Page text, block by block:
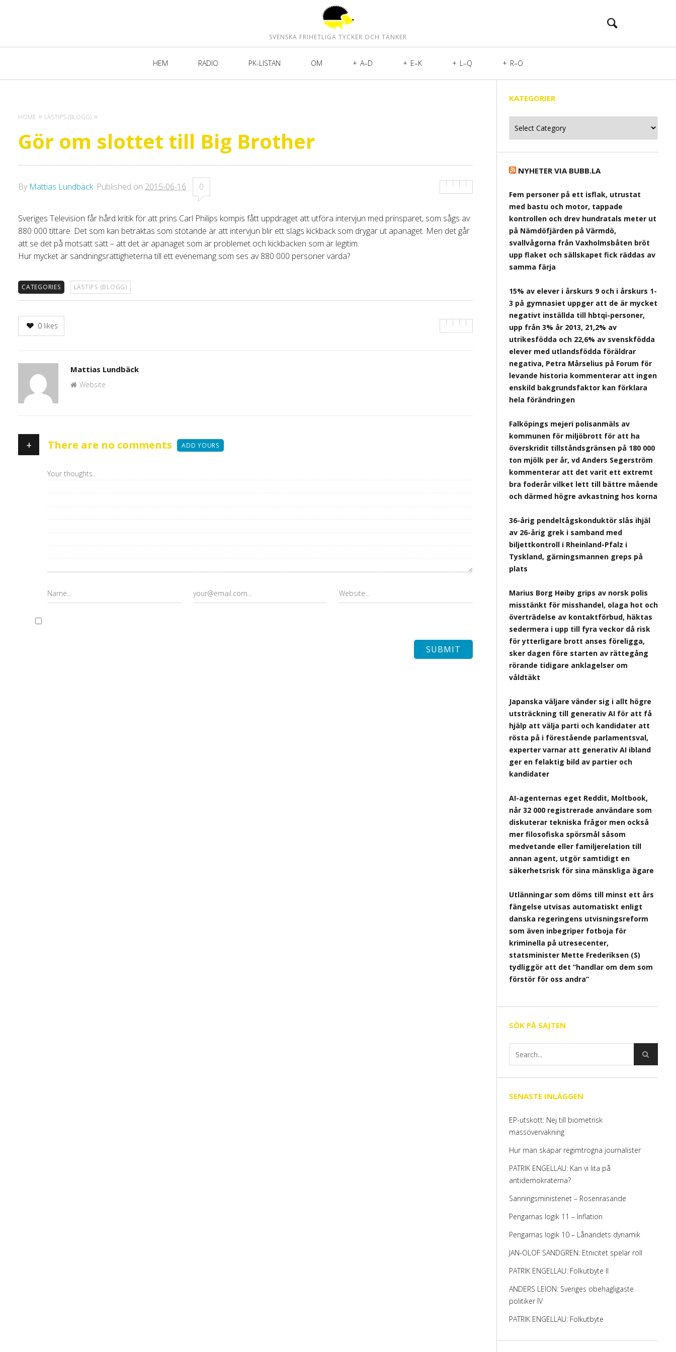
SVENSKA FRIHETLIGA TYCKER OCH TÄNKER
HEM RADIO PK-LISTAN OM A–D E–K L–Q R–Ö
HOME LÄSTIPS (BLOGG)
Gör om slottet till Big Brother
By Mattias Lundbäck. Published on 2015-06-16. 0
Sveriges Television får hård kritik för att prins Carl Philips kompis fått uppdraget att utföra intervjun med prinsparet, som sågs av
880 000 tittare. Det som kan betraktas som stötande är att intervjun blir ett slags kickback som drygar ut apanaget. Men det går
att se det på motsatt sätt – att det är apanaget som är problemet och kickbacken som är legitim.
Hur mycket är sändningsrättigheterna till ett evenemang som ses av 880 000 personer värda?
CATEGORIES LÄSTIPS (BLOGG)
0 likes
Author
Mattias Lundbäck
Website
+ There are no comments ADD YOURS
KATEGORIER
NYHETER VIA BUBB.LA
Fem personer på ett isflak, utrustat
med bastu och motor, tappade
kontrollen och drev hundratals meter ut
på Nämdöfjärden på Värmdö,
svallvågorna från Vaxholmsbåten bröt
upp flaket och sällskapet fick räddas av
samma färja
15% av elever i årskurs 9 och i årskurs 1-
3 på gymnasiet uppger att de är mycket
negativt inställda till hbtqi-personer,
upp från 3% år 2013, 21,2% av
utrikesfödda och 22,6% av svenskfödda
elever med utlandsfödda föräldrar
negativa, Petra Mårselius på Forum för
levande historia kommenterar att ingen
enskild bakgrundsfaktor kan förklara
hela förändringen
Falköpings mejeri polisanmäls av
kommunen för miljöbrott för att ha
överskridit tillståndsgränsen på 180 000
ton mjölk per år, vd Anders Segerström
kommenterar att det varit ett extremt
bra foderår vilket lett till bättre mående
och därmed högre avkastning hos korna
36-årig pendeltågskonduktör slås ihjäl
av 26-årig grek i samband med
biljettkontroll i Rheinland-Pfalz i
Tyskland, gärningsmannen greps på
plats
Marius Borg Høiby grips av norsk polis
misstänkt för misshandel, olaga hot och
överträdelse av kontaktförbud, häktas
sedermera i upp till fyra veckor då risk
för ytterligare brott anses föreligga,
sker dagen före starten av rättegång
rörande tidigare anklagelser om
våldtäkt
Japanska väljare vänder sig i allt högre
utsträckning till generativ AI för att få
hjälp att välja parti och kandidater att
rösta på i förestående parlamentsval,
experter varnar att generativ AI ibland
ger en felaktig bild av partier och
kandidater
AI-agenternas eget Reddit, Moltbook,
når 32 000 registrerade användare som
diskuterar tekniska frågor men också
mer filosofiska spörsmål såsom
medvetande eller familjerelation till
annan agent, utgör samtidigt en
säkerhetsrisk för sina mänskliga ägare
Utlänningar som döms till minst ett års
fängelse utvisas automatiskt enligt
danska regeringens utvisningsreform
som även inbegriper fotboja för
kriminella på utresecenter,
statsminister Mette Frederiksen (S)
tydliggör att det ”handlar om dem som
förstör för oss andra”
SÖK PÅ SAJTEN
SENASTE INLÄGGEN
EP-utskott: Nej till biometrisk
massövervakning
Hur man skapar regimtrogna journalister
PATRIK ENGELLAU: Kan vi lita på
antidemokraterna?
Sanningsministeriet – Rosenrasande
Pengarnas logik 11 – Inflation
Pengarnas logik 10 – Lånandets dynamik
JAN-OLOF SANDGREN: Etnicitet spelar roll
PATRIK ENGELLAU: Folkutbyte II
ANDERS LEION: Sveriges obehagligaste
politiker IV
PATRIK ENGELLAU: Folkutbyte